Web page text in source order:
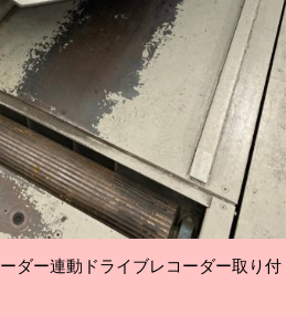
ダー連動ドライブレコーダー取り付